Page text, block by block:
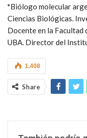
*Biólogo molecular
Ciencias Biológicas.
Docente en la Facultad
UBA. Director del
1.408
Share